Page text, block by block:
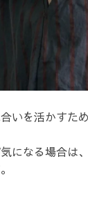
いを活かすた
になる場合は